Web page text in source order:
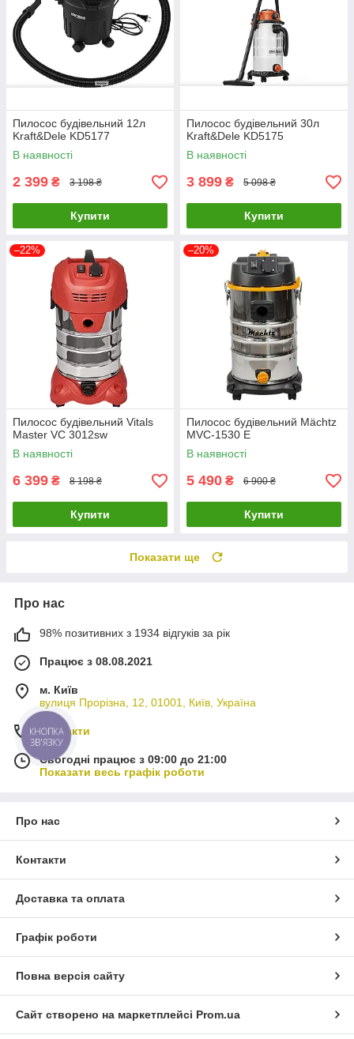
Пилосос будівельний 12л
Kraft&Dele KD5177
В наявності
2 399 ₴ 3 198 ₴
Купити
Пилосос будівельний 30л
Kraft&Dele KD5175
В наявності
3 899 ₴ 5 098 ₴
Купити
–22%
Пилосос будівельний Vitals
Master VC 3012sw
В наявності
6 399 ₴ 8 198 ₴
Купити
–20%
Пилосос будівельний Mächtz
MVC‑1530 Е
В наявності
5 490 ₴ 6 900 ₴
Купити
Показати ще
Про нас
98% позитивних з 1934 відгуків за рік
Працює з 08.08.2021
м. Київ
вулиця Прорізна, 12, 01001, Київ, Україна
Контакти
Сьогодні працює з 09:00 до 21:00
Показати весь графік роботи
Про нас
Контакти
Доставка та оплата
Графік роботи
Повна версія сайту
Сайт створено на маркетплейсі Prom.ua
КНОПКА
ЗВ'ЯЗКУ